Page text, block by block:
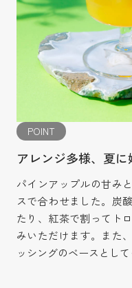
POINT
アレンジ多様、夏に
パインアップルの甘み
スで合わせました。炭
たり、紅茶で割ってト
みいただけます。また
ッシングのベースとし